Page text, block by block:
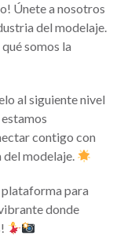
Únete a nosotros
del modelaje.
somos la
al siguiente nivel
contigo con
del modelaje.
para
donde